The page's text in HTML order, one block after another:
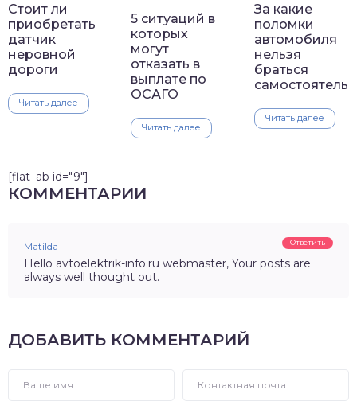
Стоит ли
приобретать
датчик
неровной
дороги
Читать далее
5 ситуаций в
которых
могут
отказать в
выплате по
ОСАГО
Читать далее
За какие
поломки
автомобиля
нельзя
браться
Читать далее
[flat_ab id="9"]
КОММЕНТАРИИ
Matilda Ответить
Hello avtoelektrik-info.ru webmaster, Your posts are
always well thought out.
ДОБАВИТЬ КОММЕНТАРИЙ